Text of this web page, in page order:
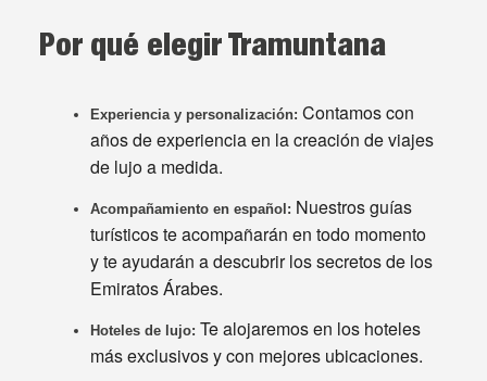
Por qué elegir Tramuntana
Experiencia y personalización: Contamos con
años de experiencia en la creación de viajes
de lujo a medida.
Acompañamiento en español: Nuestros guías
turísticos te acompañarán en todo momento
y te ayudarán a descubrir los secretos de los
Emiratos Árabes.
Hoteles de lujo: Te alojaremos en los hoteles
más exclusivos y con mejores ubicaciones.